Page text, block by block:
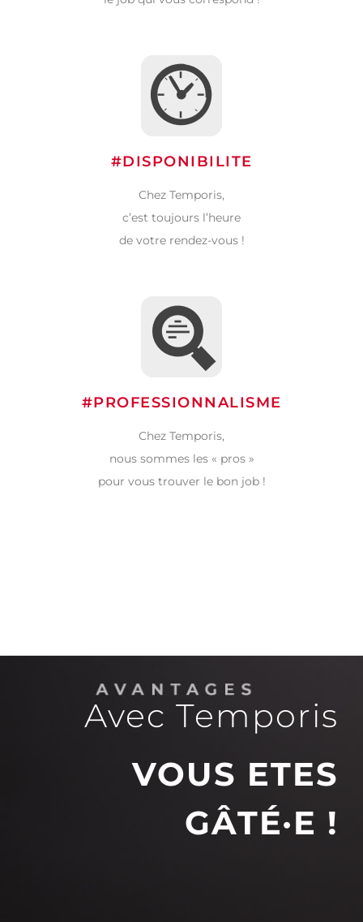
#DISPONIBILITE
Chez Temporis,
c’est toujours l’heure
de votre rendez-vous !
#PROFESSIONNALISME
Chez Temporis,
nous sommes les « pros »
pour vous trouver le bon job !
Avec Temporis
VOUS ETES
GÂTÉ·E !